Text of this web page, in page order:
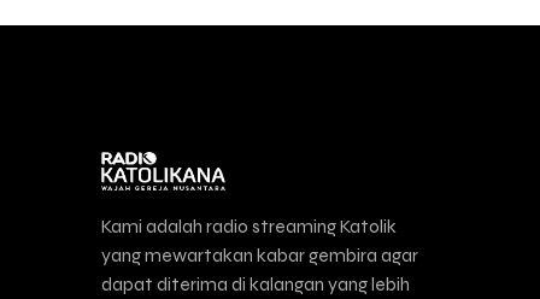
Kami adalah radio streaming Katolik
yang mewartakan kabar gembira agar
dapat diterima di kalangan yang lebih